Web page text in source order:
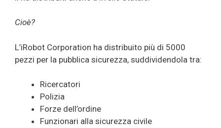
Cioè?
L’iRobot Corporation ha distribuito più di 5000
pezzi per la pubblica sicurezza, suddividendola tra:
Ricercatori
Polizia
Forze dell’ordine
Funzionari alla sicurezza civile